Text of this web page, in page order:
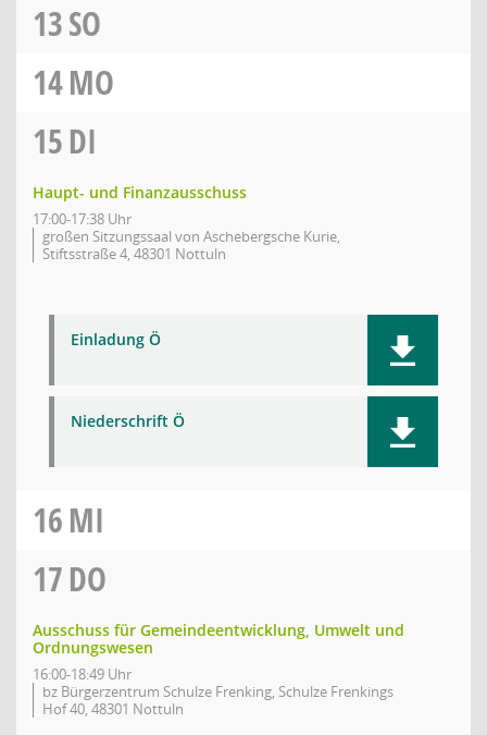
13SO
14MO
15DI
Haupt- und Finanzausschuss
17:00-17:38 Uhr
großen Sitzungssaal von Aschebergsche Kurie,
Stiftsstraße 4, 48301 Nottuln
Einladung Ö
Niederschrift Ö
16MI
17DO
Ausschuss für Gemeindeentwicklung, Umwelt und
Ordnungswesen
16:00-18:49 Uhr
bz Bürgerzentrum Schulze Frenking, Schulze Frenkings
Hof 40, 48301 Nottuln